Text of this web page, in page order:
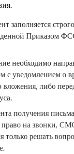
заполняется
Приказом
необходимо
с уведомлением о
либо
получения
право на звонки,
только решать